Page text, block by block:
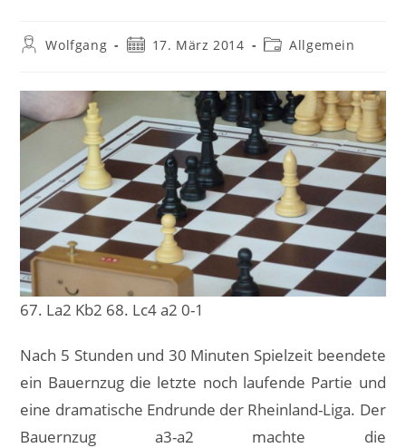
Beitrags-
Wolfgang
Beitrag17. März 2014
Beitrags-
Allgemein
67. La2 Kb2 68. Lc4 a2 0-1
Nach 5 Stunden und 30 Minuten Spielzeit beendete
ein Bauernzug die letzte noch laufende Partie und
eine dramatische Endrunde der Rheinland-Liga. Der
Bauernzug a3-a2 machte die